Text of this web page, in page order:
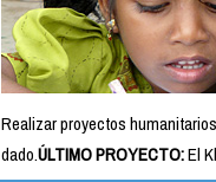
Realizar proyectos
dado.ÚLTIMO PROYECTO:El